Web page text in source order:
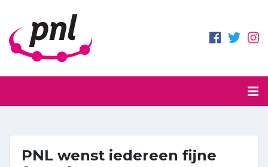
PNL wenst iedereen fijne